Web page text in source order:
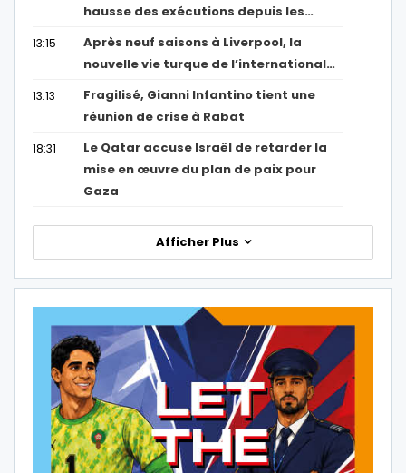
hausse des exécutions depuis les…
13:15
Après neuf saisons à Liverpool, la
nouvelle vie turque de l’international…
13:13
Fragilisé, Gianni Infantino tient une
réunion de crise à Rabat
18:31
Le Qatar accuse Israël de retarder la
mise en œuvre du plan de paix pour
Gaza
Afficher Plus